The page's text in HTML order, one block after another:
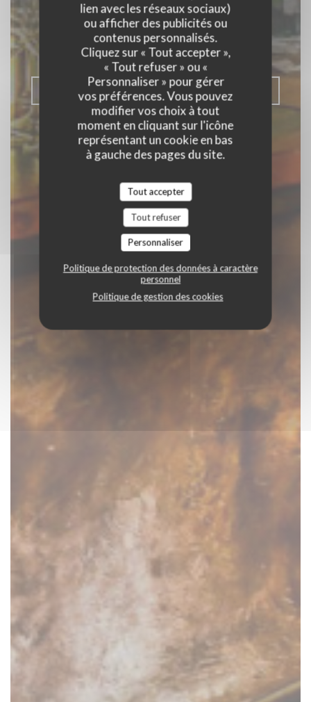
lien avec les réseaux sociaux)
ou afficher des publicités ou
contenus personnalisés.
Cliquez sur « Tout accepter »,
« Tout refuser » ou «
Personnaliser » pour gérer
vos préférences. Vous pouvez
modifier vos choix à tout
moment en cliquant sur l'icône
représentant un cookie en bas
à gauche des pages du site.
Tout accepter
Tout refuser
Personnaliser
Politique de protection des données à caractère
personnel
Politique de gestion des cookies
RESTAURANT SUD AMÉRICAIN
LUXEMBOURG
RÉSERVER